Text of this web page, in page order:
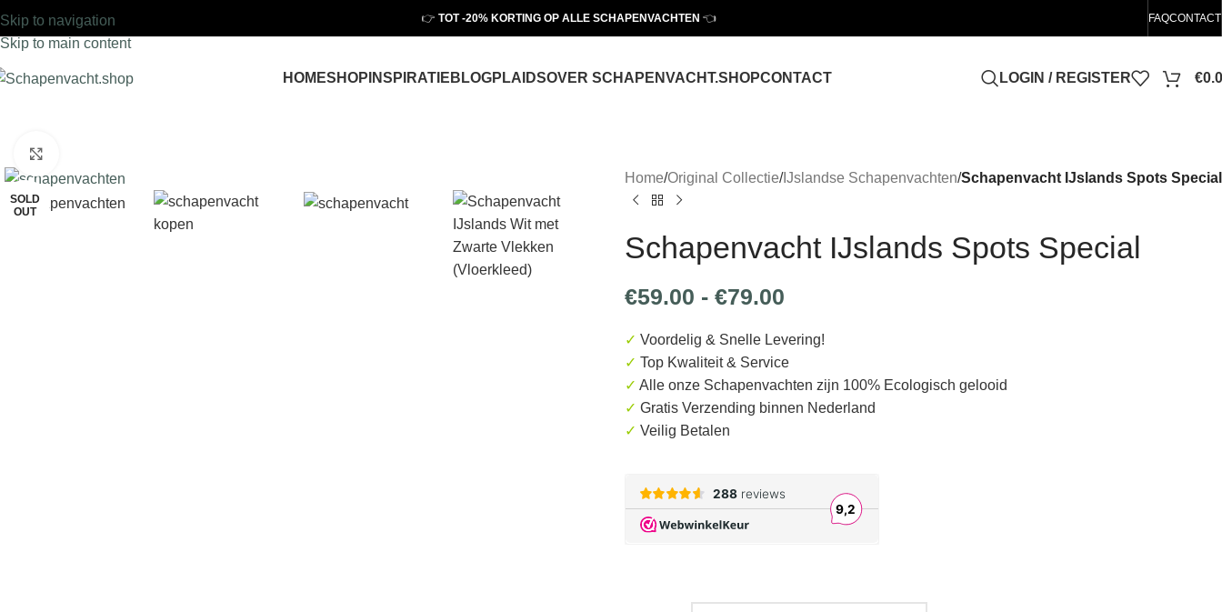
Skip to navigation
Skip to main content
👉 TOT -20% KORTING OP ALLE SCHAPENVACHTEN 👈 FAQCONTACT
HOMESHOP INSPIRATIE BLOGPLAIDSOVER SCHAPENVACHT.SHOPCONTACT LOGIN / REGISTER €
SOLD
OUT
Home/Original Collectie/IJslandse Schapenvachten/Schapenvacht IJslands Spots Special
Schapenvacht IJslands Spots Special
€59.00 - €79.00
✓ Voordelig & Snelle Levering!
✓ Top Kwaliteit & Service
✓ Alle onze Schapenvachten zijn 100% Ecologisch gelooid
✓ Gratis Verzending binnen Nederland
✓ Veilig Betalen